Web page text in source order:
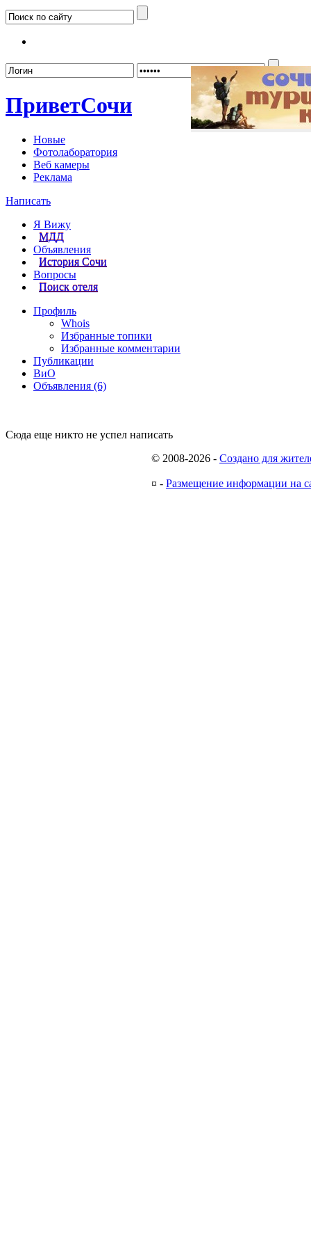
ПриветСочи
Новые
Фотолаборатория
Веб камеры
Реклама
Написать
Я Вижу
МДД
Объявления
История Сочи
Вопросы
Поиск отеля
Профиль
Whois
Избранные топики
Избранные комментарии
Публикации
ВиО
Объявления (6)
Сюда еще никто не успел написать
© 2008-2026 - Создано для
¤ - Размещение информации на